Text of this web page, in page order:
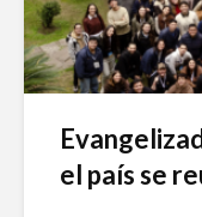
el país se